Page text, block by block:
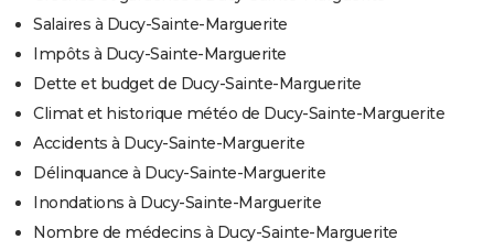
Salaires à Ducy-Sainte-Marguerite
Impôts à Ducy-Sainte-Marguerite
Dette et budget de Ducy-Sainte-Marguerite
Climat et historique météo de Ducy-Sainte-Marguerite
Accidents à Ducy-Sainte-Marguerite
Délinquance à Ducy-Sainte-Marguerite
Inondations à Ducy-Sainte-Marguerite
Nombre de médecins à Ducy-Sainte-Marguerite